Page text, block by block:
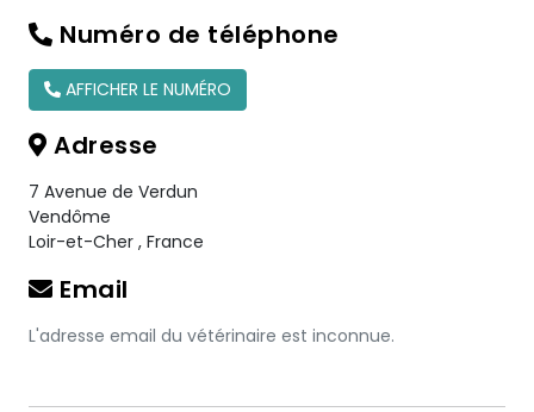
Numéro de téléphone
AFFICHER LE NUMÉRO
Adresse
7 Avenue de Verdun
Vendôme
Loir-et-Cher , France
Email
L'adresse email du vétérinaire est inconnue.